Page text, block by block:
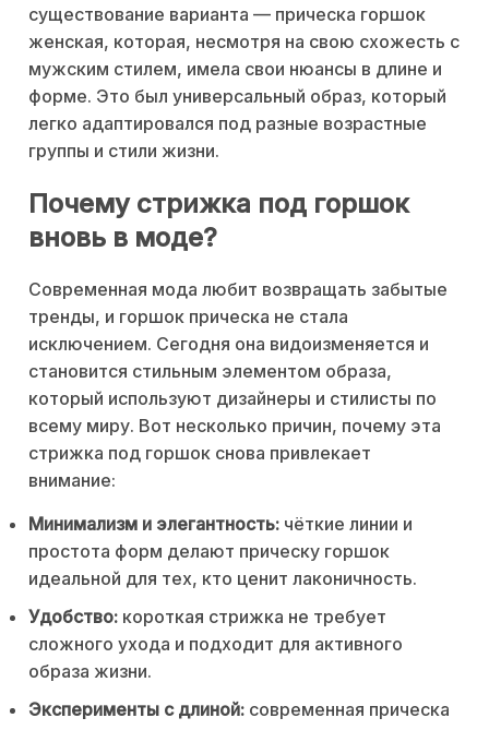
существование варианта — прическа горшок
женская, которая, несмотря на свою схожесть с
мужским стилем, имела свои нюансы в длине и
форме. Это был универсальный образ, который
легко адаптировался под разные возрастные
группы и стили жизни.
Почему стрижка под горшок
вновь в моде?
Современная мода любит возвращать забытые
тренды, и горшок прическа не стала
исключением. Сегодня она видоизменяется и
становится стильным элементом образа,
который используют дизайнеры и стилисты по
всему миру. Вот несколько причин, почему эта
стрижка под горшок снова привлекает
внимание:
Минимализм и элегантность: чёткие линии и
простота форм делают прическу горшок
идеальной для тех, кто ценит лаконичность.
Удобство: короткая стрижка не требует
сложного ухода и подходит для активного
образа жизни.
Эксперименты с длиной: современная прическа